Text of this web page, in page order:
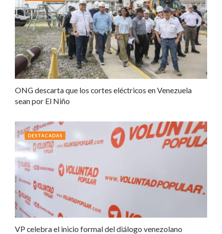
ONG descarta que los cortes eléctricos en Venezuela
sean por El Niño
VP celebra el inicio formal del diálogo venezolano
DESTACADAS